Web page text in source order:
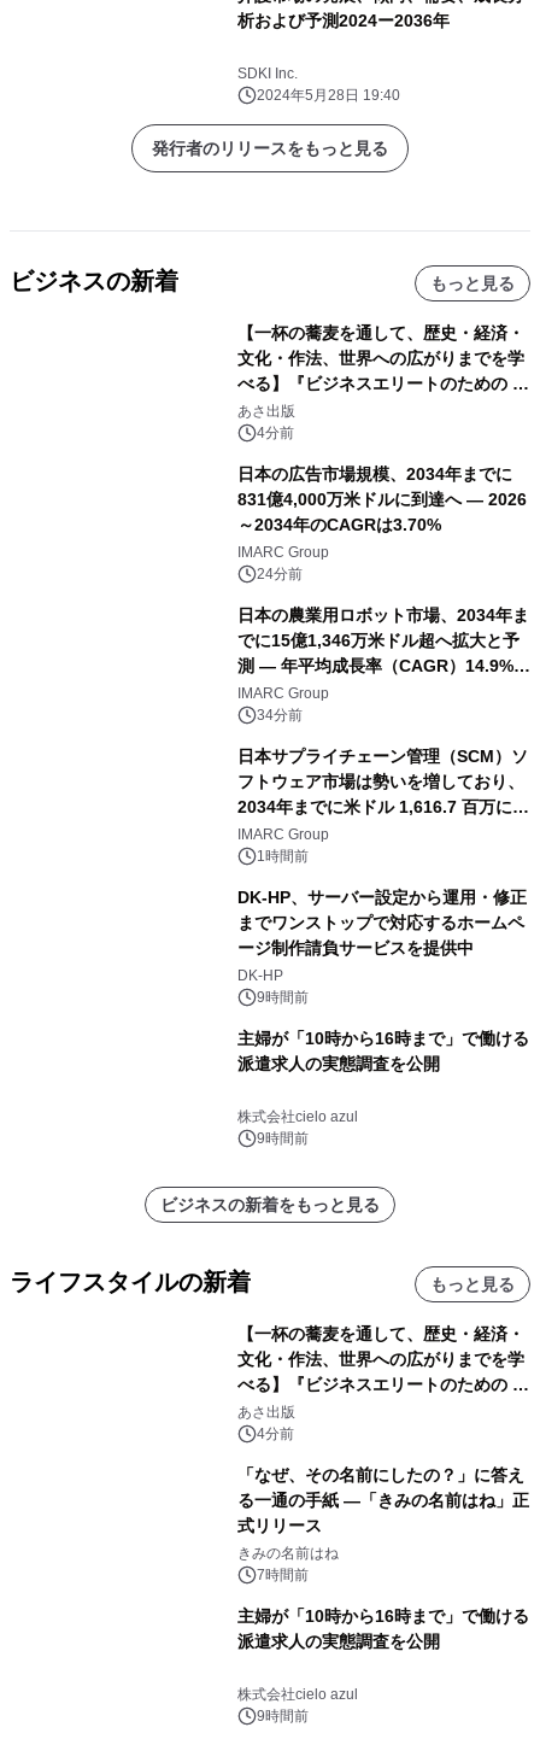
析および予測2024ー2036年
SDKI Inc.
2024年5月28日 19:40
発行者のリリースをもっと見る
ビジネスの新着 もっと見る
【一杯の蕎麦を通して、歴史・経済・
文化・作法、世界への広がりまでを学
べる】『ビジネスエリートのための 教
養としての蕎麦』2026年8月25日
（火）発売
あさ出版
4分前
日本の広告市場規模、2034年までに
831億4,000万米ドルに到達へ ― 2026
～2034年のCAGRは3.70%
IMARC Group
24分前
日本の農業用ロボット市場、2034年ま
でに15億1,346万米ドル超へ拡大と予
測 ― 年平均成長率（CAGR）14.9%を
記録
IMARC Group
34分前
日本サプライチェーン管理（SCM）ソ
フトウェア市場は勢いを増しており、
2034年までに米ドル 1,616.7 百万に達
し、CAGR 3.42%で成長すると予測
IMARC Group
1時間前
DK-HP、サーバー設定から運用・修正
までワンストップで対応するホームペ
ージ制作請負サービスを提供中
DK-HP
9時間前
主婦が「10時から16時まで」で働ける
派遣求人の実態調査を公開
株式会社cielo azul
9時間前
ビジネスの新着をもっと見る
ライフスタイルの新着 もっと見る
【一杯の蕎麦を通して、歴史・経済・
文化・作法、世界への広がりまでを学
べる】『ビジネスエリートのための 教
養としての蕎麦』2026年8月25日
（火）発売
あさ出版
4分前
「なぜ、その名前にしたの？」に答え
る一通の手紙 ―「きみの名前はね」正
式リリース
きみの名前はね
7時間前
主婦が「10時から16時まで」で働ける
派遣求人の実態調査を公開
株式会社cielo azul
9時間前